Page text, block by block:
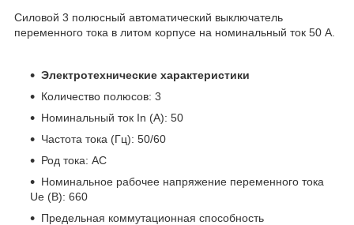
Силовой 3 полюсный автоматический выключатель
переменного тока в литом корпусе на номинальный ток 50 А.
Электротехнические характеристики
Количество полюсов: 3
Номинальный ток In (A): 50
Частота тока (Гц): 50/60
Род тока: AC
Номинальное рабочее напряжение переменного тока
Ue (B): 660
Предельная коммутационная способность